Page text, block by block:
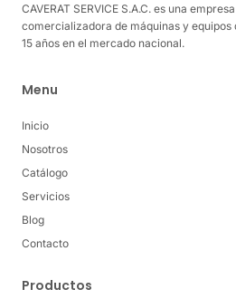
CAVERAT SERVICE S.A.C. es una
comercializadora de máquinas y
15 años en el mercado nacional.
Menu
Inicio
Nosotros
Catálogo
Servicios
Blog
Contacto
Productos